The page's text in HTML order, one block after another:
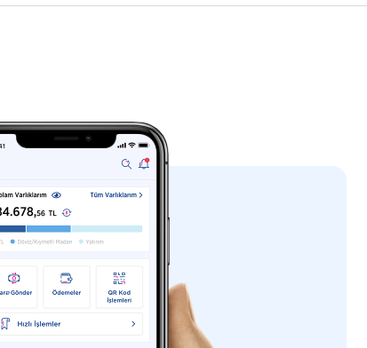
türü için ilan edilen kurun dönüşüm
11.00’de Merkez Bankası tarafından
vadeden önce kapama yapılması
bakiyesinde düşüş yaşanabilir.
vade gruplarına göre aşağıda belirlenen
ayrıca ödenecektir. Belirtilen